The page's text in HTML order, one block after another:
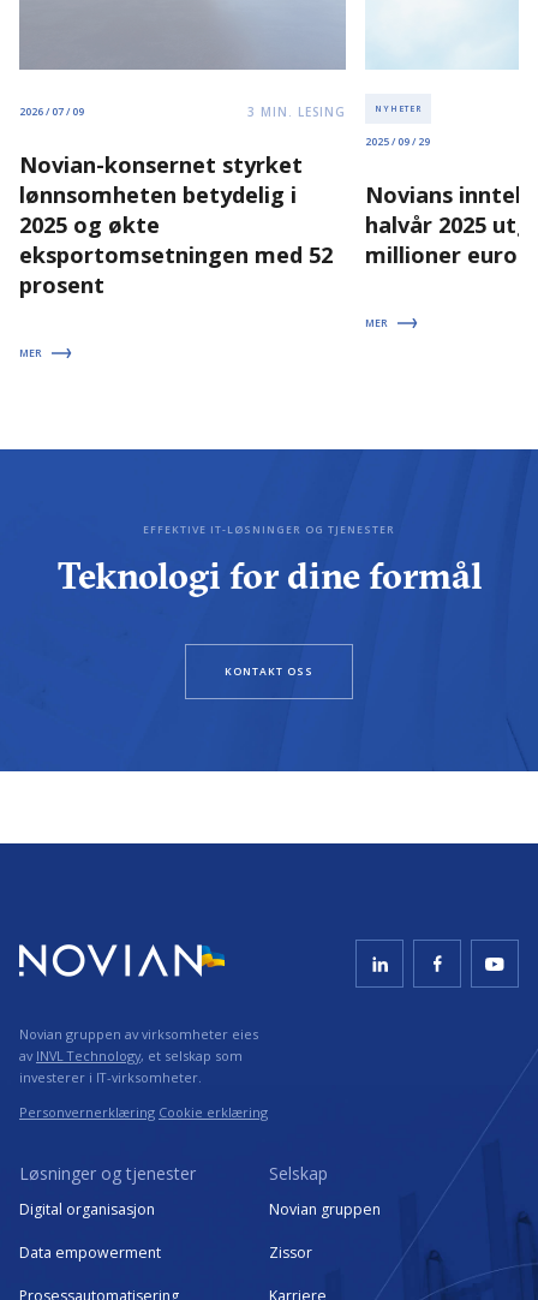
2026 / 07 / 09 3 MIN. LESING
Novian-konsernet styrket
lønnsomheten betydelig i
2025 og økte
eksportomsetningen med 52
prosent
MER
NYHETER
2025 / 09 / 29
Novians
halvår 2025
millioner euro
MER
EFFEKTIVE IT-LØSNINGER OG TJENESTER
Teknologi for dine formål
KONTAKT OSS
Novian gruppen av virksomheter eies
av INVL Technology, et selskap som
investerer i IT-virksomheter.
Personvernerklæring Cookie erklæring
Løsninger og tjenester
Digital organisasjon
Data empowerment
Prosessautomatisering
Selskap
Novian gruppen
Zissor
Karriere